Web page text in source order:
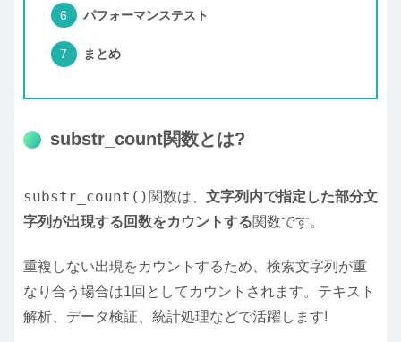
パフォーマンステスト
まとめ
substr_count関数とは?
substr_count() 関数は、 文字列内で指定した部分文
字列が出現する回数をカウントする関数です。
重複しない出現をカウントするため、検索文字列が重
なり合う場合は1回としてカウントされます。テキスト
解析、データ検証、統計処理などで活躍します!